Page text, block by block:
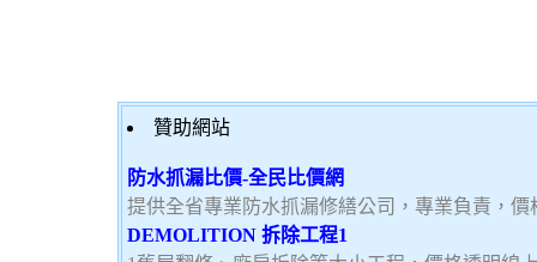
贊助網站
防水抓漏比價-全民比價網
提供全省專業防水抓漏修繕公司，專業負責，
DEMOLITION 拆除工程1